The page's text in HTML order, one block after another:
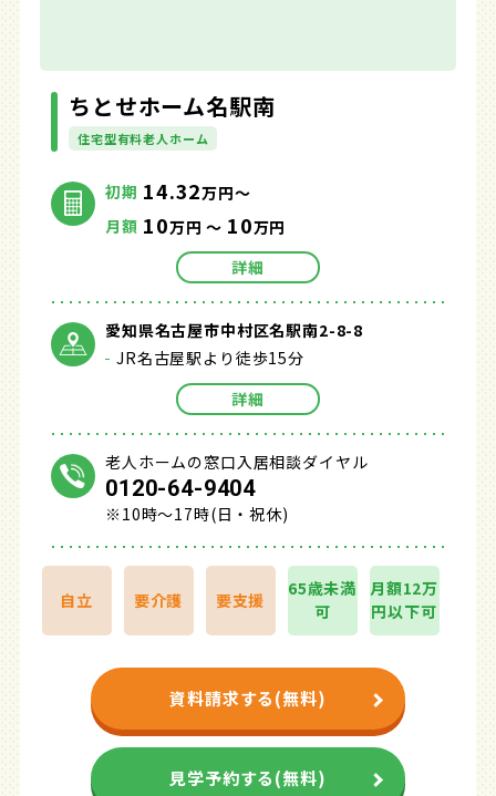
ちとせホーム名駅南
住宅型有料老人ホーム
初期 14.32万円～
月額 10万円 ～ 10万円
詳細
愛知県名古屋市中村区名駅南2-8-8
JR名古屋駅より徒歩15分
詳細
老人ホームの窓口入居相談ダイヤル
0120-64-9404
※10時～17時(日・祝休)
自立 要介護 要支援
65歳未満
可
月額12万
円以下可
資料請求する(無料)
見学予約する(無料)